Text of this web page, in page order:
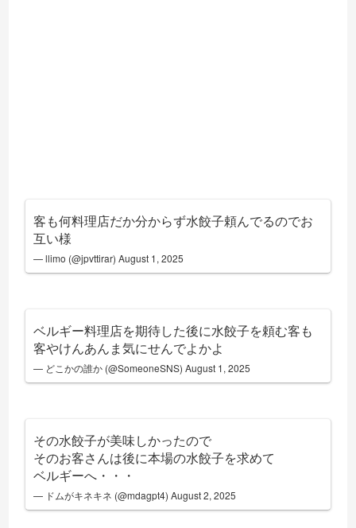
客も何料理店だか分からず水餃子頼んでるのでお
互い様
— llimo (@jpvttirar)August 1, 2025
ベルギー料理店を期待した後に水餃子を頼む客も
客やけんあんま気にせんでよかよ
— どこかの誰か (@SomeoneSNS)August 1, 2025
その水餃子が美味しかったので
そのお客さんは後に本場の水餃子を求めて
ベルギーへ・・・
— ドムがキネキネ (@mdagpt4)August 2, 2025